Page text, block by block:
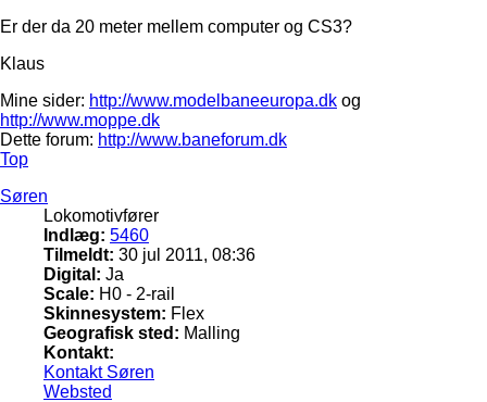
Er der da 20 meter mellem computer og CS3?
Klaus
Mine sider: http://www.modelbaneeuropa.dk og
http://www.moppe.dk
Dette forum: http://www.baneforum.dk
Top
Søren
Lokomotivfører
Indlæg: 5460
Tilmeldt: 30 jul 2011, 08:36
Digital: Ja
Scale: H0 - 2-rail
Skinnesystem: Flex
Geografisk sted: Malling
Kontakt:
Kontakt Søren
Websted